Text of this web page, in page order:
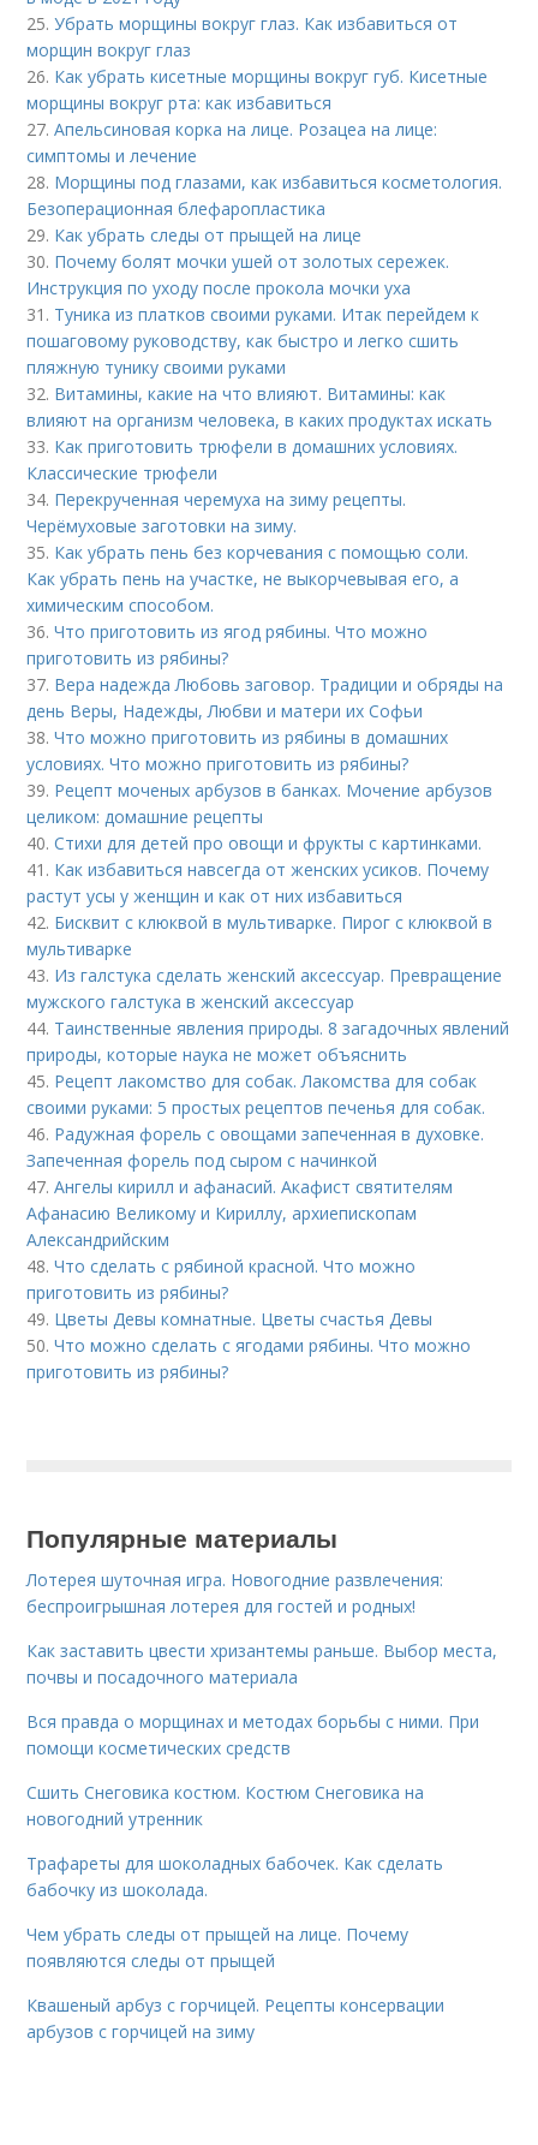
25.Убрать морщины вокруг глаз. Как избавиться от
морщин вокруг глаз
26. Как убрать кисетные морщины вокруг губ. Кисетные
морщины вокруг рта: как избавиться
27.Апельсиновая корка на лице. Розацеа на лице:
симптомы и лечение
28. Морщины под глазами, как избавиться косметология.
Безоперационная блефаропластика
29. Как убрать следы от прыщей на лице
30. Почему болят мочки ушей от золотых сережек.
Инструкция по уходу после прокола мочки уха
31. Туника из платков своими руками. Итак перейдем к
пошаговому руководству, как быстро и легко сшить
пляжную тунику своими руками
32. Витамины, какие на что влияют. Витамины: как
влияют на организм человека, в каких продуктах искать
33. Как приготовить трюфели в домашних условиях.
Классические трюфели
34. Перекрученная черемуха на зиму рецепты.
Черёмуховые заготовки на зиму.
35. Как убрать пень без корчевания с помощью соли.
Как убрать пень на участке, не выкорчевывая его, а
химическим способом.
36.Что приготовить из ягод рябины. Что можно
приготовить из рябины?
37. Вера надежда Любовь заговор. Традиции и обряды на
день Веры, Надежды, Любви и матери их Софьи
38.Что можно приготовить из рябины в домашних
условиях. Что можно приготовить из рябины?
39. Рецепт моченых арбузов в банках. Мочение арбузов
целиком: домашние рецепты
40.Стихи для детей про овощи и фрукты с картинками.
41. Как избавиться навсегда от женских усиков. Почему
растут усы у женщин и как от них избавиться
42. Бисквит с клюквой в мультиварке. Пирог с клюквой в
мультиварке
43. Из галстука сделать женский аксессуар. Превращение
мужского галстука в женский аксессуар
44. Таинственные явления природы. 8 загадочных явлений
природы, которые наука не может объяснить
45. Рецепт лакомство для собак. Лакомства для собак
своими руками: 5 простых рецептов печенья для собак.
46. Радужная форель с овощами запеченная в духовке.
Запеченная форель под сыром с начинкой
47.Ангелы кирилл и афанасий. Акафист святителям
Афанасию Великому и Кириллу, архиепископам
Александрийским
48.Что сделать с рябиной красной. Что можно
приготовить из рябины?
49. Цветы Девы комнатные. Цветы счастья Девы
50.Что можно сделать с ягодами рябины. Что можно
приготовить из рябины?
Популярные материалы
Лотерея шуточная игра. Новогодние развлечения:
беспроигрышная лотерея для гостей и родных!
Как заставить цвести хризантемы раньше. Выбор места,
почвы и посадочного материала
Вся правда о морщинах и методах борьбы с ними. При
помощи косметических средств
Сшить Снеговика костюм. Костюм Снеговика на
новогодний утренник
Трафареты для шоколадных бабочек. Как сделать
бабочку из шоколада.
Чем убрать следы от прыщей на лице. Почему
появляются следы от прыщей
Квашеный арбуз с горчицей. Рецепты консервации
арбузов с горчицей на зиму